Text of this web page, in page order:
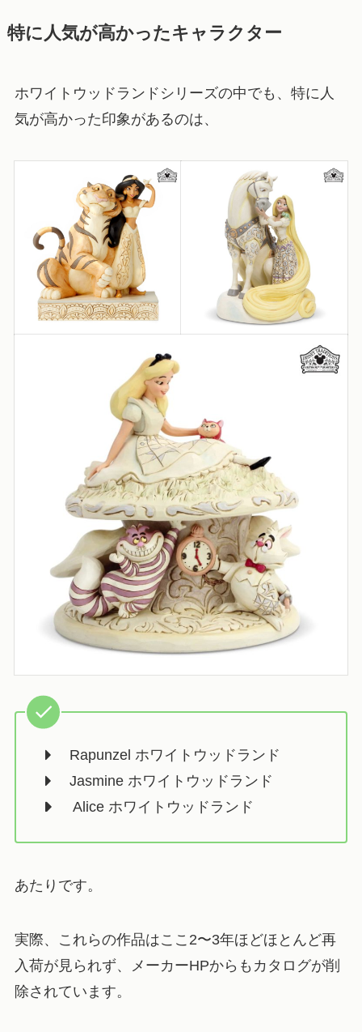
特に人気が高かったキャラクター
ホワイトウッドランドシリーズの中でも、特に人
気が高かった印象があるのは、
Rapunzel ホワイトウッドランド
Jasmine ホワイトウッドランド
Alice ホワイトウッドランド
あたりです。
実際、これらの作品はここ2〜3年ほどほとんど再
入荷が見られず、メーカーHPからもカタログが削
除されています。